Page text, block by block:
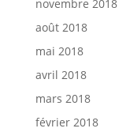
novembre 2018
août 2018
mai 2018
avril 2018
mars 2018
février 2018